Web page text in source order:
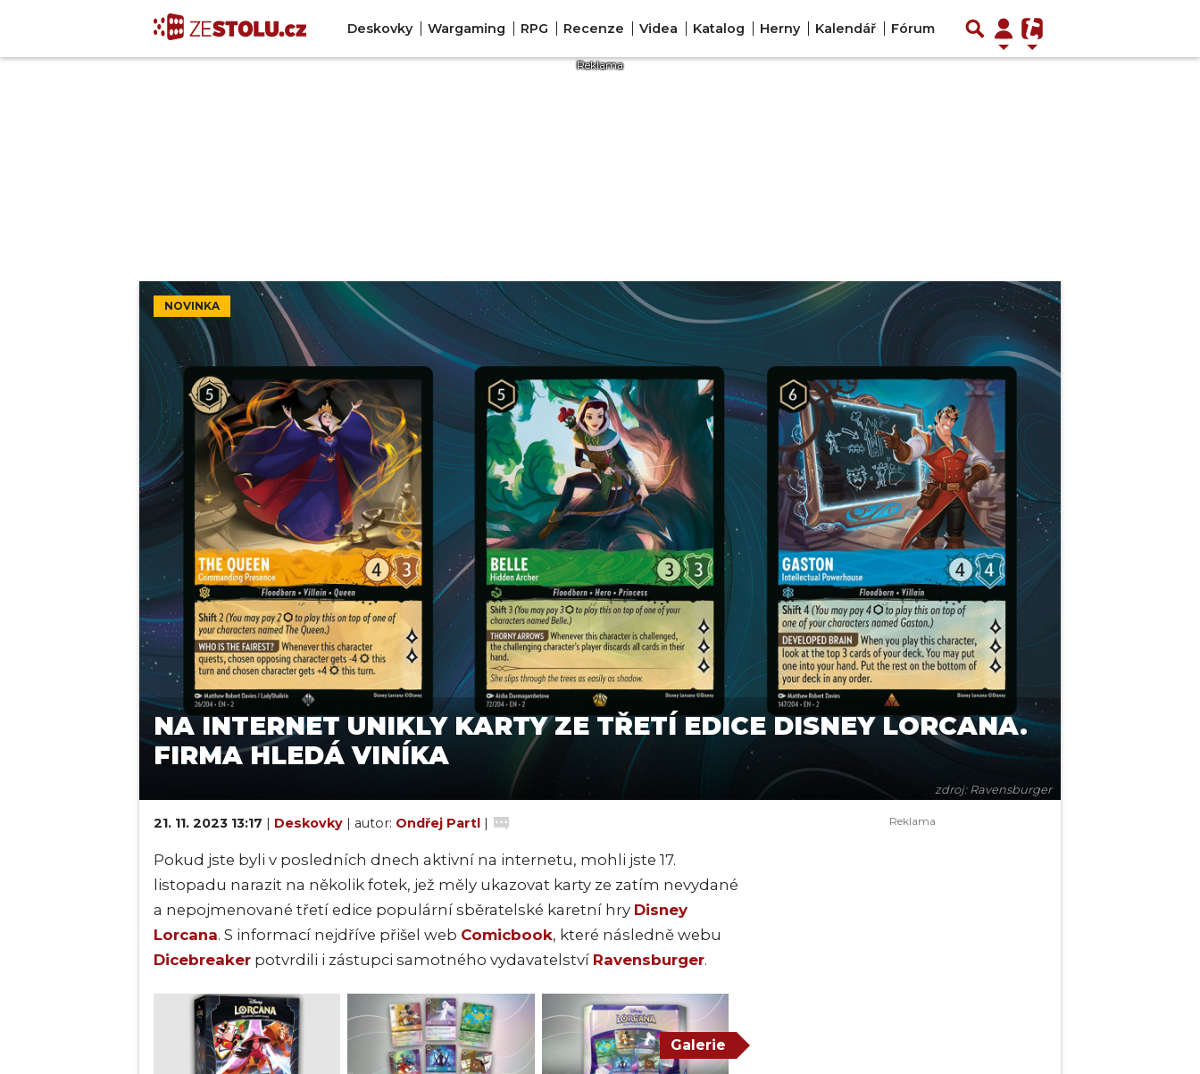
Deskovky Wargaming RPG Recenze Videa Katalog Herny Kalendář Fórum
NOVINKA
zdroj: Ravensburger
NA INTERNET UNIKLY KARTY ZE TŘETÍ EDICE DISNEY LORCANA.
FIRMA HLEDÁ VINÍKA
21. 11. 2023 13:17 | Deskovky | autor: Ondřej Partl |
Pokud jste byli v posledních dnech aktivní na internetu, mohli jste 17.
listopadu narazit na několik fotek, jež měly ukazovat karty ze zatím nevydané
a nepojmenované třetí edice populární sběratelské karetní hry Disney
Lorcana. S informací nejdříve přišel web Comicbook, které následně webu
Dicebreaker potvrdili i zástupci samotného vydavatelství Ravensburger.
Galerie